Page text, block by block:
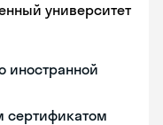
университет
иностранной
сертификатом